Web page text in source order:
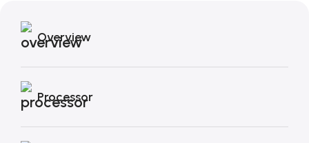
Overview
Processor